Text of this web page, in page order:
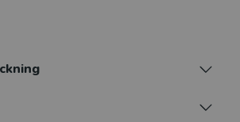
teknikens utveckling fortsätter att